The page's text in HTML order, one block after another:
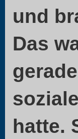
und
Das
hatte.